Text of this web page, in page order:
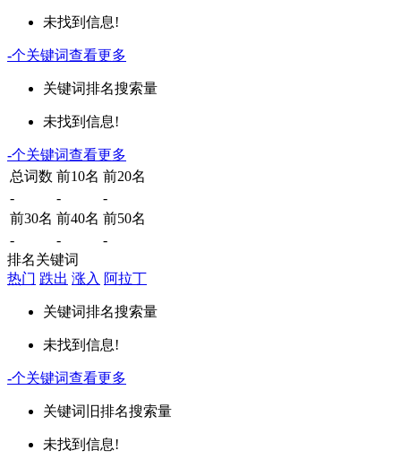
未找到信息!
-个关键词查看更多
关键词排名搜索量
未找到信息!
-个关键词查看更多
总词数 前10名 前20名
-
-
-
前30名 前40名 前50名
-
-
-
排名关键词
热门 跌出 涨入 阿拉丁
关键词排名搜索量
未找到信息!
-个关键词查看更多
关键词 旧排名搜索量
未找到信息!